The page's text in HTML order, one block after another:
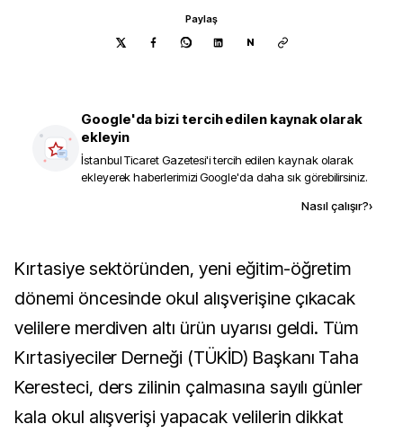
Paylaş
N
Google'da bizi tercih edilen kaynak olarak
ekleyin
İstanbul Ticaret Gazetesi'i tercih edilen kaynak olarak
ekleyerek haberlerimizi Google'da daha sık görebilirsiniz.
Nasıl çalışır?›
Kırtasiye sektöründen, yeni eğitim-öğretim
dönemi öncesinde okul alışverişine çıkacak
velilere merdiven altı ürün uyarısı geldi. Tüm
Kırtasiyeciler Derneği (TÜKİD) Başkanı Taha
Keresteci, ders zilinin çalmasına sayılı günler
kala okul alışverişi yapacak velilerin dikkat